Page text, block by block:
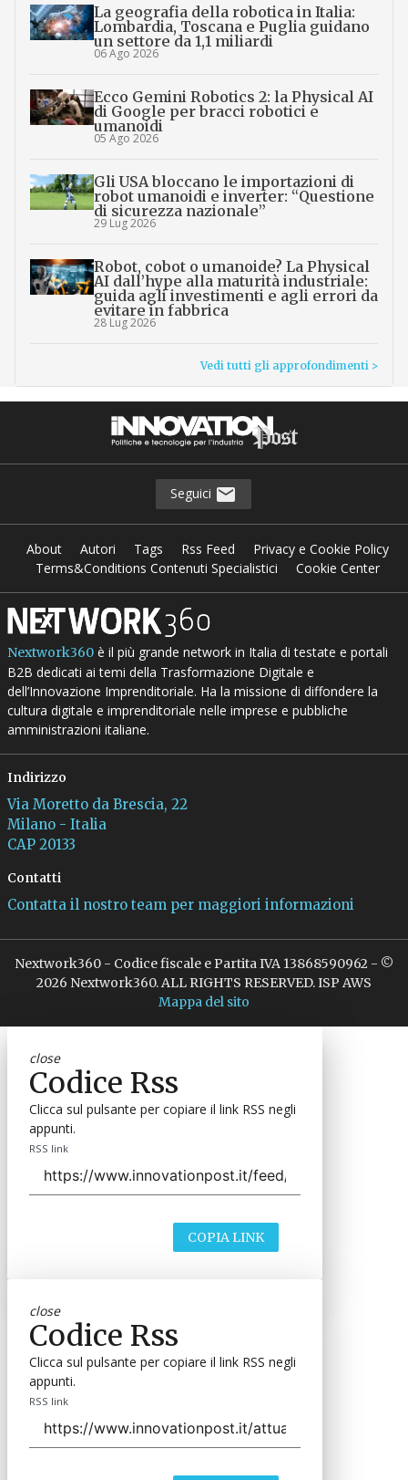
La geografia della robotica in Italia:
Lombardia, Toscana e Puglia guidano
un settore da 1,1 miliardi
06 Ago 2026
Ecco Gemini Robotics 2: la Physical AI
di Google per bracci robotici e
umanoidi
05 Ago 2026
Gli USA bloccano le importazioni di
robot umanoidi e inverter: “Questione
di sicurezza nazionale”
29 Lug 2026
Robot, cobot o umanoide? La Physical
AI dall’hype alla maturità industriale:
guida agli investimenti e agli errori da
evitare in fabbrica
28 Lug 2026
Vedi tutti gli approfondimenti >
Seguici
About Autori Tags Rss Feed
Privacy e Cookie Policy
Terms&Conditions Contenuti Specialistici
Cookie Center
Nextwork360è il più grande network in Italia di testate e portali
B2B dedicati ai temi della Trasformazione Digitale e
dell’Innovazione Imprenditoriale. Ha la missione di diffondere la
cultura digitale e imprenditoriale nelle imprese e pubbliche
amministrazioni italiane.
Indirizzo
Via Moretto da Brescia, 22
Milano - Italia
CAP 20133
Contatti
Contatta il nostro team per maggiori informazioni
Nextwork360 - Codice fiscale e Partita IVA 13868590962 - ©
2026 Nextwork360. ALL RIGHTS RESERVED. ISP AWS
Mappa del sito
close
Codice Rss
Clicca sul pulsante per copiare il link RSS negli
appunti.
RSS link
COPIA LINK
close
Codice Rss
Clicca sul pulsante per copiare il link RSS negli
appunti.
RSS link